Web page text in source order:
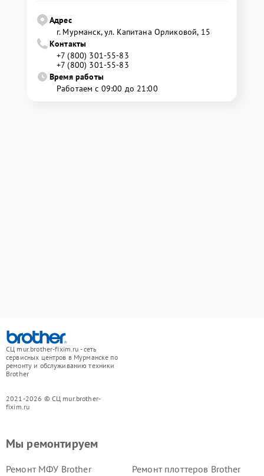
Адрес
г. Мурманск, ул. Капитана Орликовой, 15
Контакты
+7 (800) 301-55-83
+7 (800) 301-55-83
Время работы
Работаем с 09:00 до 21:00
СЦ mur.brother-fixim.ru - сеть
сервисных центров в Мурманске по
ремонту и обслуживанию техники
Brother
2021-2026 © СЦ mur.brother-
fixim.ru
Мы ремонтируем
Ремонт МФУ Brother
Ремонт плоттеров Brother